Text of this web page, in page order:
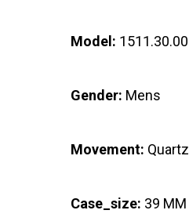
Model: 1511.30.00
Gender: Mens
Movement: Quartz
Case_size: 39 MM